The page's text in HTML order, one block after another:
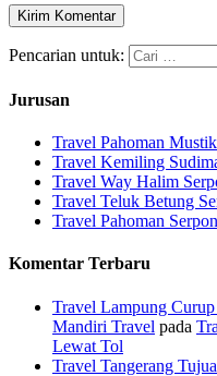
Pencarian untuk:
Jurusan
Travel Pahoman
Travel Kemiling
Travel Way Halim
Travel Teluk Betung
Travel Pahoman
Komentar Terbaru
Travel Lampung
Mandiri Travel pada
Lewat Tol
Travel Tangerang